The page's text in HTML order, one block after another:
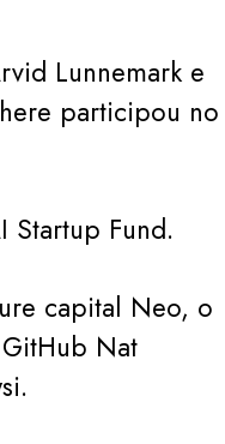
Lunnemark e
participou no
Fund.
capital Neo, o
Nat